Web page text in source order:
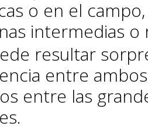
o en el
intermedias o
resultar
entre
entre las